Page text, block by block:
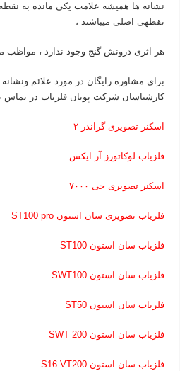
نشانه ها همیشه علامت یکی مانده به
نقطهی اصلی میباشند ،
هر اثری درونش گنج وجود ندارد ، مواظب
برای مشاوره رایگان در مورد علائم ونشانه
کارشناسان شرکت پویان فلزیاب در تماس
اسکنر تصویری گراندر ۲
فلزیاب لوکاتورز آر ایکس
اسکنر تصویری جی ۷۰۰۰
فلزیاب تصویری سان استون ST100 pro
فلزیاب سان استون ST100
فلزیاب سان استون SWT100
فلزیاب سان استون ST50
فلزیاب سان استون SWT 200
فلزیاب سان استون S16 VT200